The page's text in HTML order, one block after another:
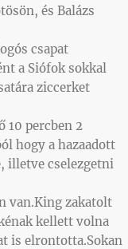
és Balázs
csapat
a Siófok sokkal
ziccerket
10 percben 2
hogy a hazaadott
illetve cselezgetni
van.King zakatolt
kellett volna
is elrontotta.Sokan